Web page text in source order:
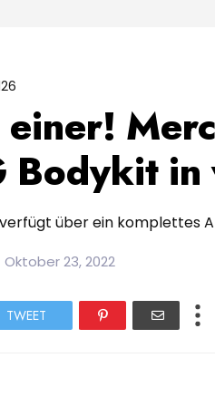
einer!
Bodykit in
verfügt über ein komplettes
Oktober 23, 2022
TWEET